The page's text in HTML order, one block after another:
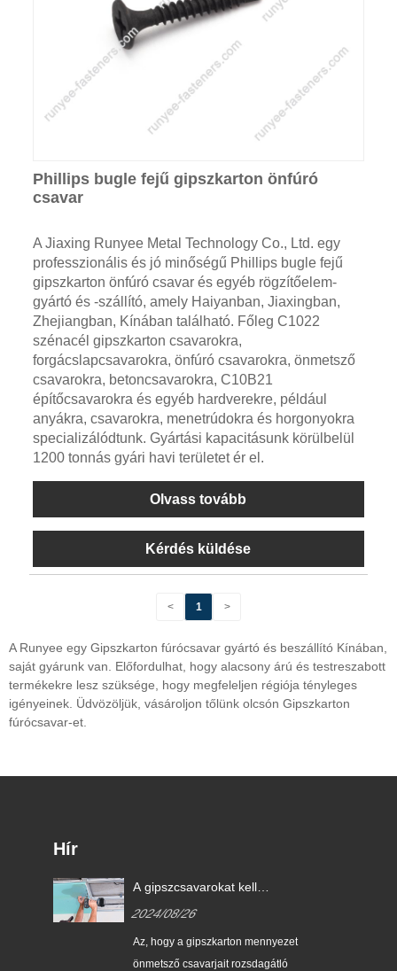
Phillips bugle fejű gipszkarton önfúró
csavar
A Jiaxing Runyee Metal Technology Co., Ltd. egy
professzionális és jó minőségű Phillips bugle fejű
gipszkarton önfúró csavar és egyéb rögzítőelem-
gyártó és -szállító, amely Haiyanban, Jiaxingban,
Zhejiangban, Kínában található. Főleg C1022
szénacél gipszkarton csavarokra,
forgácslapcsavarokra, önfúró csavarokra, önmetsző
csavarokra, betoncsavarokra, C10B21
építőcsavarokra és egyéb hardverekre, például
anyákra, csavarokra, menetrúdokra és horgonyokra
specializálódtunk. Gyártási kapacitásunk körülbelül
1200 tonnás gyári havi területet ér el.
Olvass tovább
Kérdés küldése
< 1 >
A Runyee egy Gipszkarton fúrócsavar gyártó és beszállító Kínában,
saját gyárunk van. Előfordulhat, hogy alacsony árú és testreszabott
termékekre lesz szüksége, hogy megfeleljen régiója tényleges
igényeinek. Üdvözöljük, vásároljon tőlünk olcsón Gipszkarton
fúrócsavar-et.
Hír
A gipszcsavarokat kell
2024/08/26
Az, hogy a gipszkarton mennyezet
önmetsző csavarjait rozsdagátló